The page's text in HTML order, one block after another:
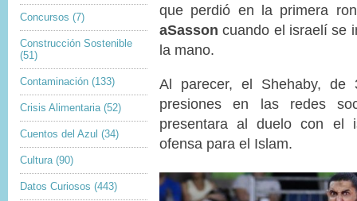
Concursos (7)
Construcción Sostenible
(51)
Contaminación (133)
Crisis Alimentaria (52)
Cuentos del Azul (34)
Cultura (90)
Datos Curiosos (443)
que perdió en la primera
aSasson cuando el israelí se
la mano.
Al parecer, el Shehaby, de
presiones en las redes
presentara al duelo con el
ofensa para el Islam.